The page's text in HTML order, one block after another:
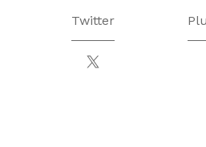
Twitter